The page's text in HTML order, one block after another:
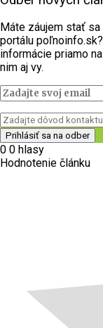
Máte záujem stať
portálu
informácie priamo
nim aj vy.
0 0 hlasy
Hodnotenie článku